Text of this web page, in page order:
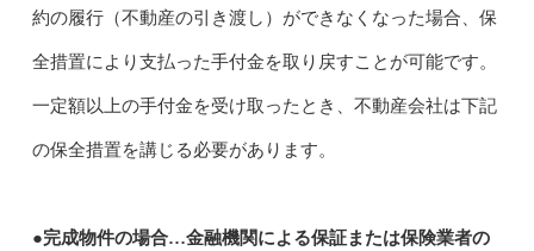
約の履行（不動産の引き渡し）ができなくなった場合、保
全措置により支払った手付金を取り戻すことが可能です。
一定額以上の手付金を受け取ったとき、不動産会社は下記
の保全措置を講じる必要があります。
●完成物件の場合…金融機関による保証または保険業者の